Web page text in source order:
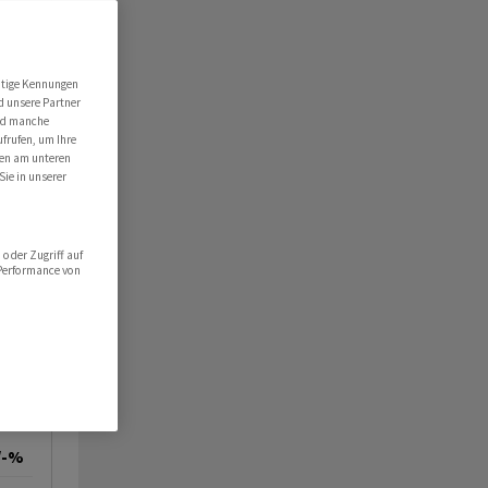
%
Kennungen
unsere Partner
manche
um Ihre
am unteren
in unserer
oder Zugriff auf
von